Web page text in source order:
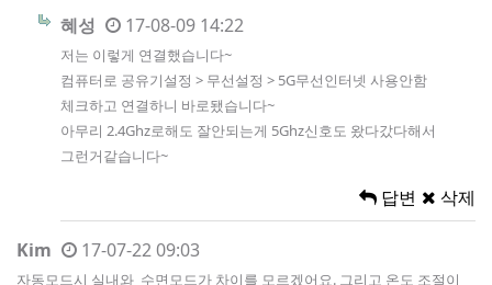
혜성 17-08-09 14:22
저는 이렇게 연결했습니다~
컴퓨터로 공유기설정 > 무선설정 > 5G무선인터넷 사용안함
체크하고 연결하니 바로됐습니다~
아무리 2.4Ghz로해도 잘안되는게 5Ghz신호도 왔다갔다해서
그런거같습니다~
답변 삭제
Kim 17-07-22 09:03
자동모드시 실내와 수면모드가 차이를 모르겠어요. 그리고 온도 조절이